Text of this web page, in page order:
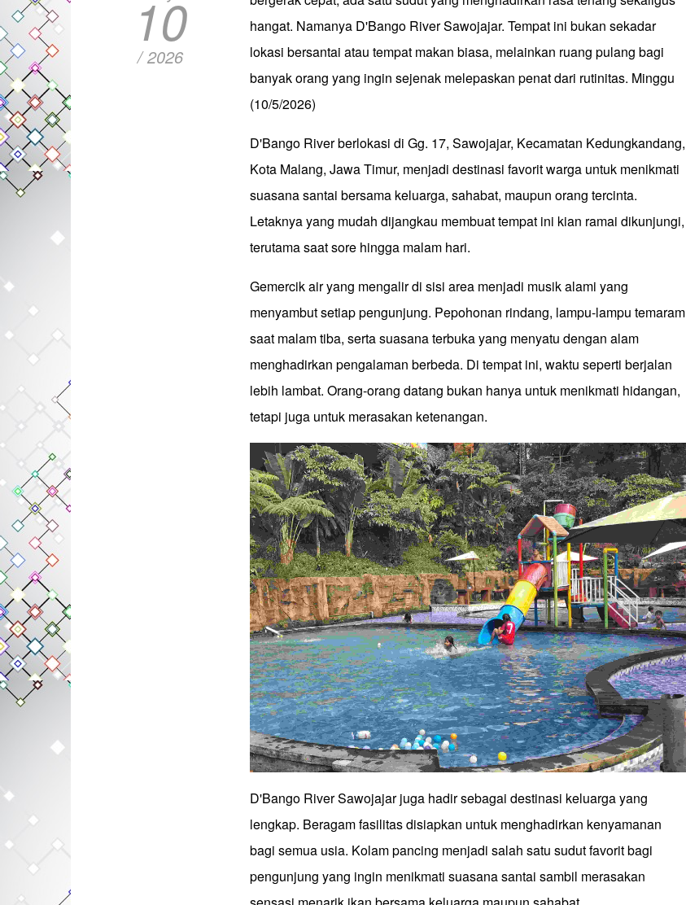
10
/ 2026
hangat. Namanya D'Bango River Sawojajar. Tempat ini bukan sekadar
lokasi bersantai atau tempat makan biasa, melainkan ruang pulang bagi
banyak orang yang ingin sejenak melepaskan penat dari rutinitas. Minggu
(10/5/2026)
D'Bango River berlokasi di Gg. 17, Sawojajar, Kecamatan Kedungkandang,
Kota Malang, Jawa Timur, menjadi destinasi favorit warga untuk menikmati
suasana santai bersama keluarga, sahabat, maupun orang tercinta.
Letaknya yang mudah dijangkau membuat tempat ini kian ramai dikunjungi,
terutama saat sore hingga malam hari.
Gemercik air yang mengalir di sisi area menjadi musik alami yang
menyambut setiap pengunjung. Pepohonan rindang, lampu-lampu temaram
saat malam tiba, serta suasana terbuka yang menyatu dengan alam
menghadirkan pengalaman berbeda. Di tempat ini, waktu seperti berjalan
lebih lambat. Orang-orang datang bukan hanya untuk menikmati hidangan,
tetapi juga untuk merasakan ketenangan.
D'Bango River Sawojajar juga hadir sebagai destinasi keluarga yang
lengkap. Beragam fasilitas disiapkan untuk menghadirkan kenyamanan
bagi semua usia. Kolam pancing menjadi salah satu sudut favorit bagi
pengunjung yang ingin menikmati suasana santai sambil merasakan